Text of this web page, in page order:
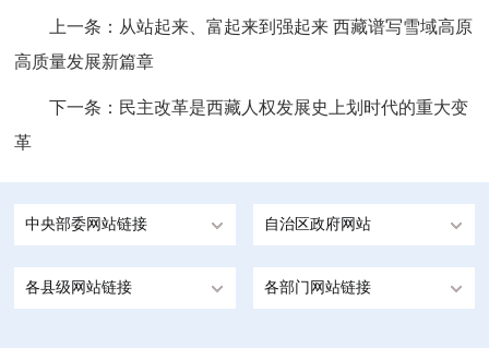
上一条： 从站起来、富起来到强起来 西藏谱写雪域高原
高质量发展新篇章
下一条： 民主改革是西藏人权发展史上划时代的重大变
革
中央部委网站链接 自治区政府网站
各县级网站链接 各部门网站链接